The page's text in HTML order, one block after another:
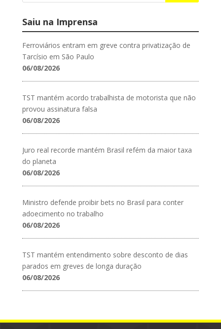
Saiu na Imprensa
Ferroviários entram em greve contra privatização de
Tarcísio em São Paulo
06/08/2026
TST mantém acordo trabalhista de motorista que não
provou assinatura falsa
06/08/2026
Juro real recorde mantém Brasil refém da maior taxa
do planeta
06/08/2026
Ministro defende proibir bets no Brasil para conter
adoecimento no trabalho
06/08/2026
TST mantém entendimento sobre desconto de dias
parados em greves de longa duração
06/08/2026